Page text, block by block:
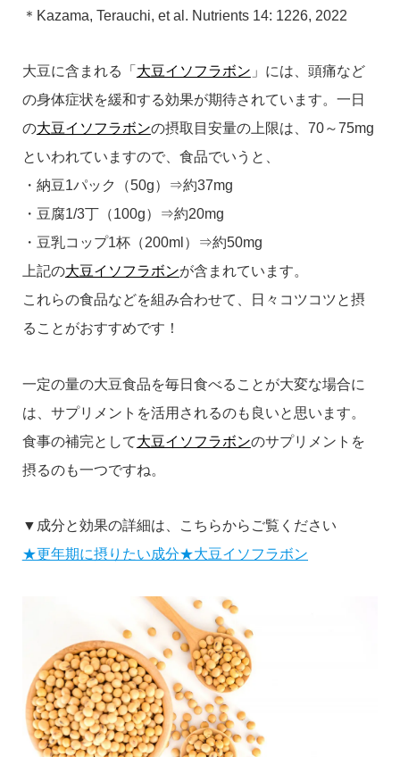
＊Kazama, Terauchi, et al. Nutrients 14: 1226, 2022
大豆に含まれる「 大豆イソフラボン 」には、頭痛など
の身体症状を緩和する効果が期待されています。一日
の大豆イソフラボンの摂取目安量の上限は、70～75mg
といわれていますので、食品でいうと、
・納豆1パック（50g）⇒約37mg
・豆腐1/3丁（100g）⇒約20mg
・豆乳コップ1杯（200ml）⇒約50mg
上記の大豆イソフラボンが含まれています。
これらの食品などを組み合わせて、日々コツコツと摂
ることがおすすめです！
一定の量の大豆食品を毎日食べることが大変な場合に
は、サプリメントを活用されるのも良いと思います。
食事の補完として大豆イソフラボンのサプリメントを
摂るのも一つですね。
▼成分と効果の詳細は、こちらからご覧ください
★更年期に摂りたい成分★大豆イソフラボン